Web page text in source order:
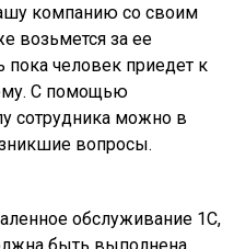
компанию со своим
возьмется за ее
человек приедет к
С помощью
сотрудника можно в
вопросы.
обслуживание 1С,